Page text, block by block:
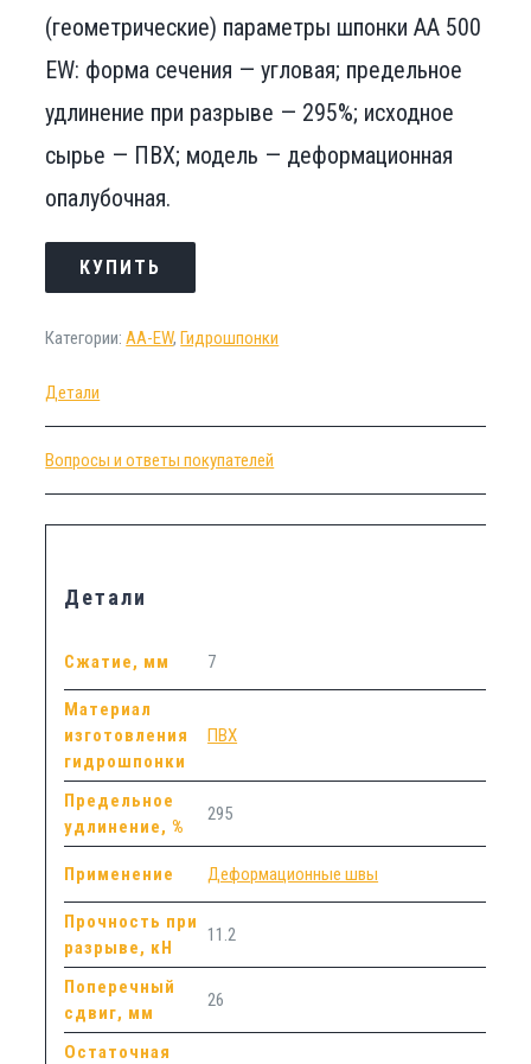
(геометрические) параметры шпонки АА 500
EW: форма сечения — угловая; предельное
удлинение при разрыве — 295%; исходное
сырье — ПВХ; модель — деформационная
опалубочная.
КУПИТЬ
Категории:АА-EW,Гидрошпонки
Детали
Вопросы и ответы покупателей
Детали
Сжатие, мм 7
Материал
изготовления
гидрошпонки
ПВХ
Предельное
удлинение, %
295
Применение Деформационные швы
Прочность при
разрыве, кН
11.2
Поперечный
сдвиг, мм
26
Остаточная